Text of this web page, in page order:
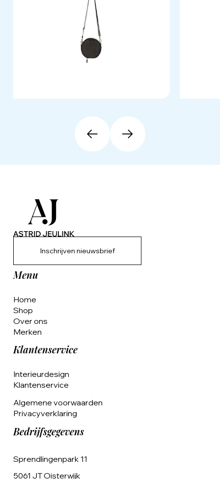
Inschrijven nieuwsbrief
Menu
Home
Shop
Over ons
Merken
Klantenservice
Interieurdesign
Klantenservice
Algemene voorwaarden
Privacyverklaring
Bedrijfsgegevens
Sprendlingenpark 11
5061 JT Oisterwijk